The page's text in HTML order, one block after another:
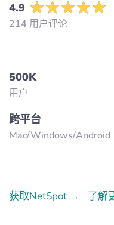
4.9
214 用户评论
500K
用户
跨平台
Mac/Windows/Аndroid
获取NetSpot → 了解